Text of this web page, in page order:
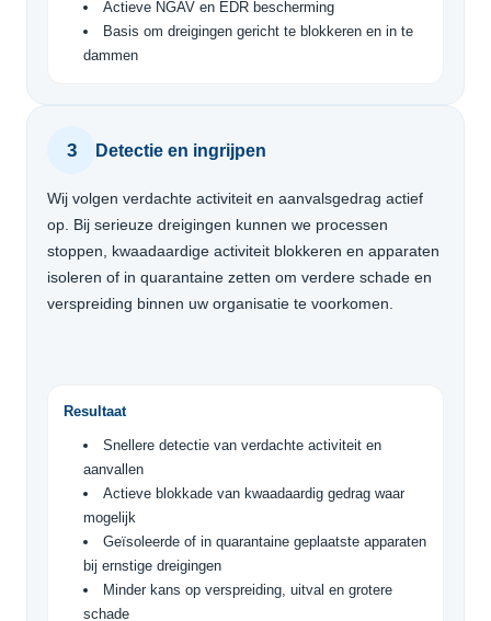
Actieve NGAV en EDR bescherming
Basis om dreigingen gericht te blokkeren en in te
dammen
3 Detectie en ingrijpen
Wij volgen verdachte activiteit en aanvalsgedrag actief
op. Bij serieuze dreigingen kunnen we processen
stoppen, kwaadaardige activiteit blokkeren en apparaten
isoleren of in quarantaine zetten om verdere schade en
verspreiding binnen uw organisatie te voorkomen.
Resultaat
Snellere detectie van verdachte activiteit en
aanvallen
Actieve blokkade van kwaadaardig gedrag waar
mogelijk
Geïsoleerde of in quarantaine geplaatste apparaten
bij ernstige dreigingen
Minder kans op verspreiding, uitval en grotere
schade